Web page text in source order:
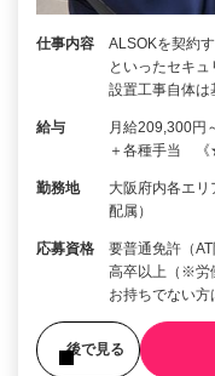
仕事内容
ALSOKを契約
といったセキュ
設置工事自体
給与
月給209,300円
＋各種手当
勤務地
大阪府内各エ
配属）
応募資格
要普通免許（
高卒以上（※労
お持ちでない方
後で見る